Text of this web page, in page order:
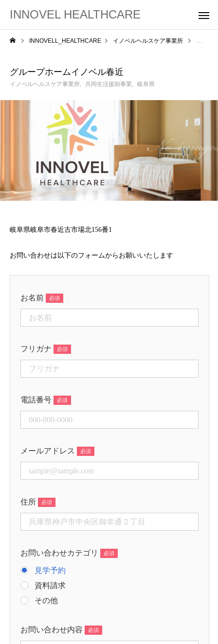
INNOVEL HEALTHCARE
INNOVELL_HEALTHCARE イノベルヘルスケア事業所 グルー
グループホームイノベル春近
イノベルヘルスケア事業所 共同生活援助事業 岐阜県
岐阜県岐阜市春近古市場北156番1
お問い合わせは以下のフォームからお願いいたします
お名前
フリガナ
電話番号
メールアドレス
住所
お問い合わせカテゴリ
見学予約
資料請求
その他
お問い合わせ内容